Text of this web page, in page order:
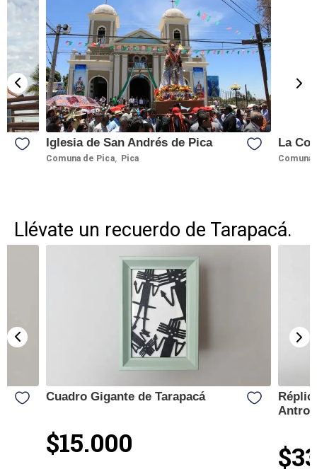
Iglesia de San Andrés de Pica
Comuna de Pica, Pica
La
Comuna
Llévate un recuerdo de Tarapacá.
Cuadro Gigante de Tarapacá
$15.000